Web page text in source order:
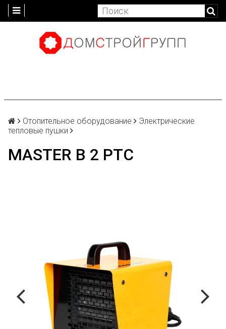
Отопительное оборудование
Электрические
тепловые пушки
MASTER B 2 PTC